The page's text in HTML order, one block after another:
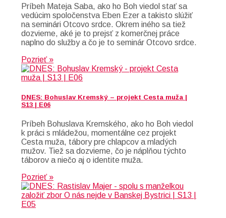
Príbeh Mateja Saba, ako ho Boh viedol stať sa
vedúcim spoločenstva Eben Ezer a takisto slúžiť
na seminári Otcovo srdce. Okrem iného sa tiež
dozvieme, aké je to prejsť z komerčnej práce
naplno do služby a čo je to seminár Otcovo srdce.
Pozrieť »
DNES: Bohuslav Kremský – projekt Cesta muža |
S13 | E06
Príbeh Bohuslava Kremského, ako ho Boh viedol
k práci s mládežou, momentálne cez projekt
Cesta muža, tábory pre chlapcov a mladých
mužov. Tiež sa dozvieme, čo je náplňou týchto
táborov a niečo aj o identite muža.
Pozrieť »